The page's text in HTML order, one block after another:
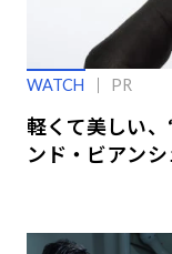
WATCH PR
軽くて美しい、
ンド・ビアン